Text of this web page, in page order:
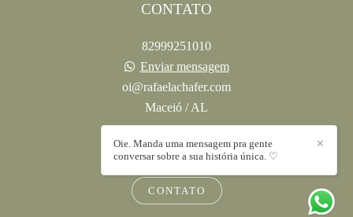
CONTATO
82999251010
Enviar mensagem
oi@rafaelachafer.com
Maceió / AL
CONTATO
✕
Oie. Manda uma mensagem pra gente
conversar sobre a sua história única. ♡